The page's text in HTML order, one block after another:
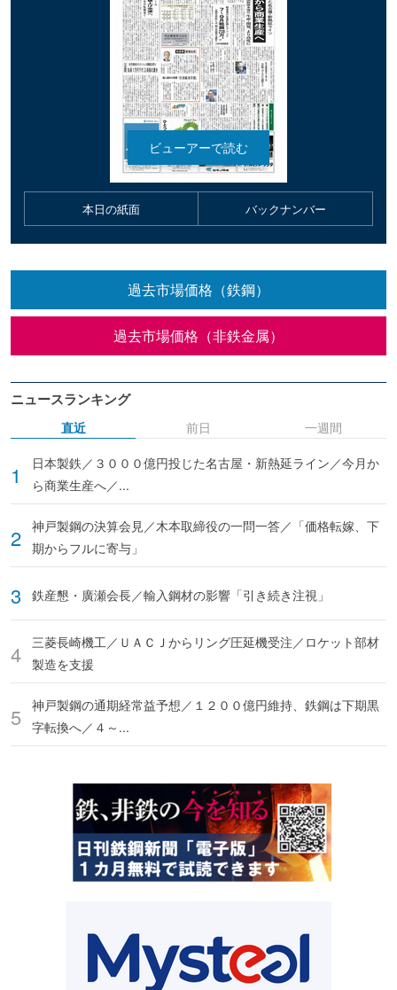
本日の紙面 バックナンバー
過去市場価格（鉄鋼）
過去市場価格（非鉄金属）
ニュースランキング
直近
日本製鉄／３０００億円投じた名古屋・新熱延ライン／今月か
ら商業生産へ／...
神戸製鋼の決算会見／木本取締役の一問一答／「価格転嫁、下
期からフルに寄与」
鉄産懇・廣瀬会長／輸入鋼材の影響「引き続き注視」
三菱長崎機工／ＵＡＣＪからリング圧延機受注／ロケット部材
製造を支援
神戸製鋼の通期経常益予想／１２００億円維持、鉄鋼は下期黒
字転換へ／４～...
前日 一週間